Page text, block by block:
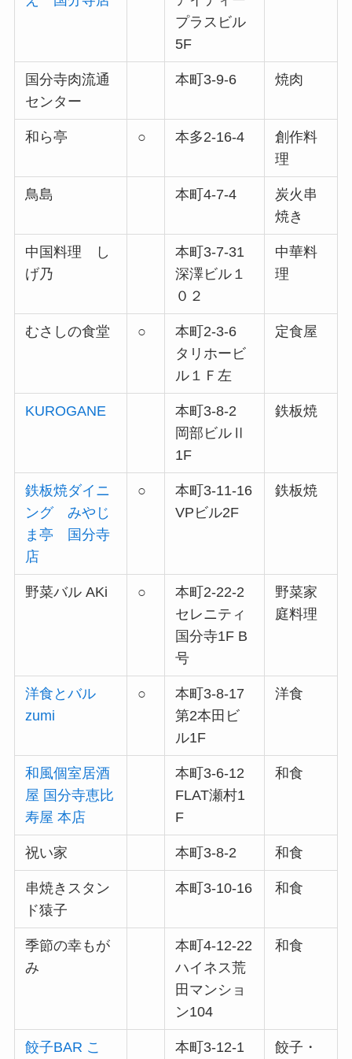
プラスビル
5F
国分寺肉流通
センター
本町3-9-6 焼肉
和ら亭 ○ 本多2-16-4
創作料
理
鳥島 本町4-7-4
炭火串
焼き
中国料理 し
げ乃
本町3-7-31
深澤ビル１
０２
中華料
理
むさしの食堂 ○
本町2-3-6
タリホービ
ル１Ｆ左
定食屋
KUROGANE
本町3-8-2
岡部ビルⅡ
1F
鉄板焼
鉄板焼ダイニ
ング みやじ
ま亭 国分寺
店
○
本町3-11-16
VPビル2F
鉄板焼
野菜バル AKi ○
本町2-22-2
セレニティ
国分寺1F B
号
野菜家
庭料理
洋食とバル
zumi
○
本町3-8-17
第2本田ビ
ル1F
洋食
和風個室居酒
屋 国分寺恵比
寿屋 本店
本町3-6-12
FLAT瀬村1
F
和食
祝い家 本町3-8-2 和食
串焼きスタン
ド猿子
本町3-10-16 和食
季節の幸もが
み
本町4-12-22
ハイネス荒
田マンショ
ン104
和食
餃子BAR こゝ
本町3-12-1
餃子・